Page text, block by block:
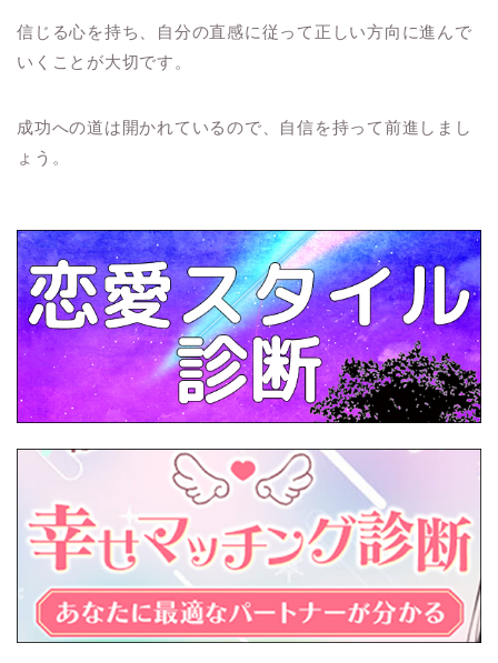
信じる心を持ち、自分の直感に従って正しい方向に進んで
いくことが大切です。
成功への道は開かれているので、自信を持って前進しまし
ょう。